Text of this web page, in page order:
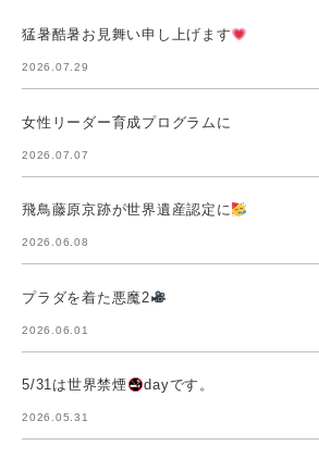
猛暑酷暑お見舞い申し上げます
2026.07.29
女性リーダー育成プログラムに
2026.07.07
飛鳥藤原京跡が世界遺産認定に
2026.06.08
プラダを着た悪魔2
2026.06.01
5/31は世界禁煙 dayです。
2026.05.31